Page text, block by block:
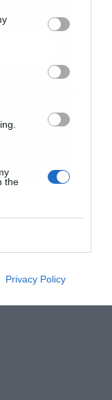
the
Privacy Policy
για
συνέπεια, η
να περιορίζεται
των
επιδιώκεται
την